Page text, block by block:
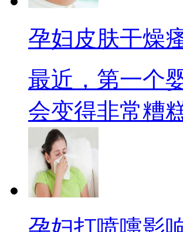
孕妇皮肤干燥
最近，第一个
会变得非常糟